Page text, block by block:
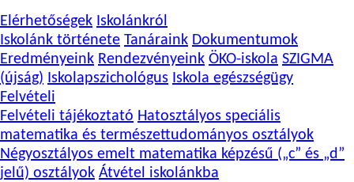
Elérhetőségek Iskolánkról
Iskolánk története Tanáraink Dokumentumok
Eredményeink Rendezvényeink ÖKO-iskola SZIGMA
(újság) Iskolapszichológus Iskola egészségügy
Felvételi
Felvételi tájékoztató Hatosztályos speciális
matematika és természettudományos osztályok
Négyosztályos emelt matematika képzésű („c” és „d”
jelű) osztályok Átvétel iskolánkba